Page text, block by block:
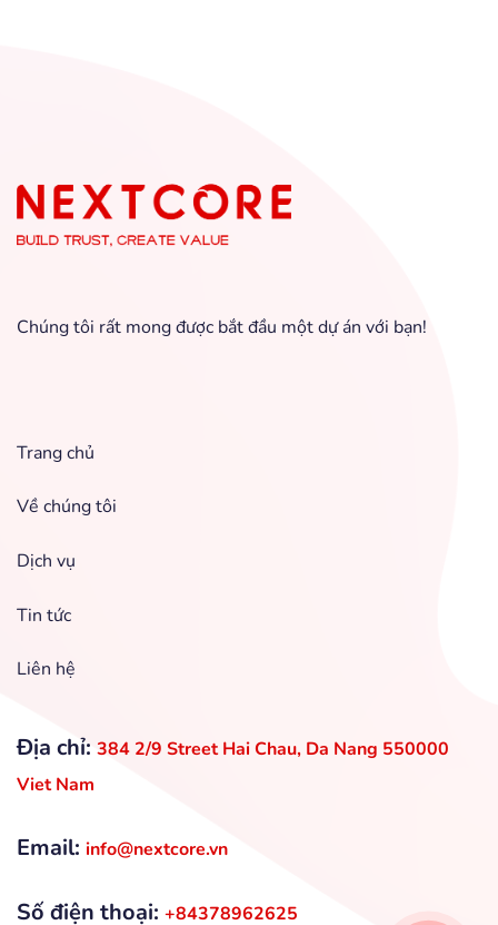
Chúng tôi rất mong được bắt đầu một dự án với bạn!
Trang chủ
Về chúng tôi
Dịch vụ
Tin tức
Liên hệ
Địa chỉ: 384 2/9 Street Hai Chau, Da Nang 550000
Viet Nam
Email: info@nextcore.vn
Số điện thoại: +84378962625